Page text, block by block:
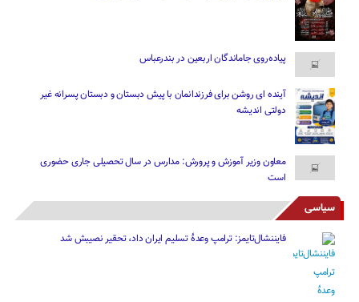
پیاده‌روی جاماندگان اربعین در بندرعباس
آینده ای روشن برای فرزندانمان با پیش دبستان و دبستان پسرانه غیر
دولتی اندیشه
معاون وزیر آموزش و پرورش: مدارس در سال تحصیلی جاری حضوری
است
سیاسی
فایننشال‌تایمز: ترامپ وعدۀ تسلیم ایران داد، تحقیر نصیبش شد